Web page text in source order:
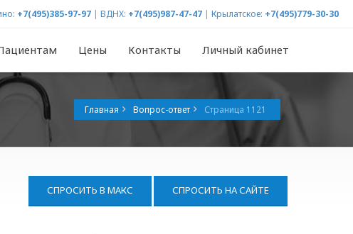
+7(495)385-97-97 | ВДНХ: +7(495)987-47-47 | Крылатское: +7(495)779-30-30
Цены Контакты Личный кабинет
Главная Вопрос-ответ Страница 1121
СПРОСИТЬ В МАКС СПРОСИТЬ НА САЙТЕ